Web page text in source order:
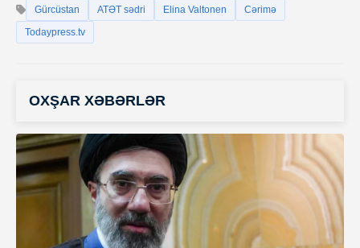
Gürcüstan ATƏT sədri Elina Valtonen
Cərimə
Todaypress.tv
OXŞAR XƏBƏRLƏR